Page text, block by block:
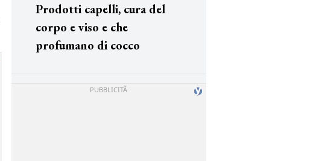
Prodotti capelli, cura del
corpo e viso e che
profumano di cocco